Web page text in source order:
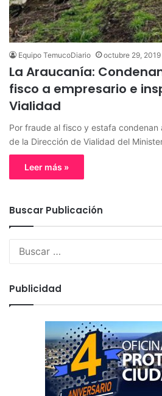
Equipo TemucoDiario octubre 29, 2019
La Araucanía:
fisco a empresario e
Vialidad
Por fraude al fisco y estafa
de la Dirección de Vialidad del
Leer más »
Buscar Publicación
Publicidad